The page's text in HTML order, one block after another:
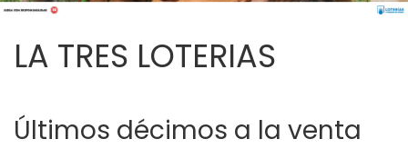
LA TRES LOTERIAS
Últimos décimos a la venta